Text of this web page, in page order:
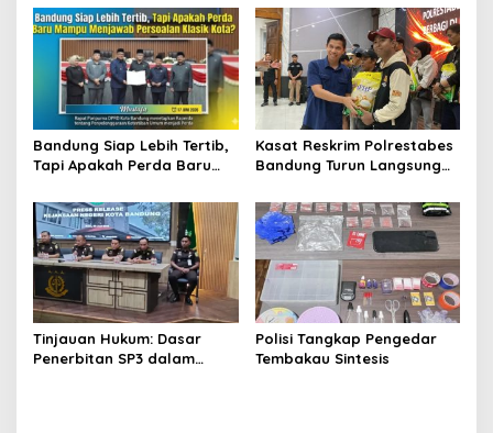
Inovasi, dan Tantangan
Global Kesehatan
Transparansi dan Keadilan
bagi Calon Murid
Bandung Siap Lebih Tertib,
Tapi Apakah Perda Baru
Persoalan Klasik Kota?
Kasat Reskrim Polrestabes
Bandung Turun Langsung
Tinjauan Hukum: Dasar
Penerbitan SP3 dalam
Polisi Tangkap Pengedar
Tembakau Sintesis